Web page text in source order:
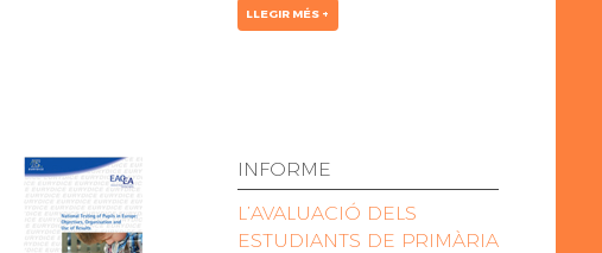
LLEGIR MÉS +
INFORME
L’AVALUACIÓ DELS
ESTUDIANTS DE PRIMÀRIA